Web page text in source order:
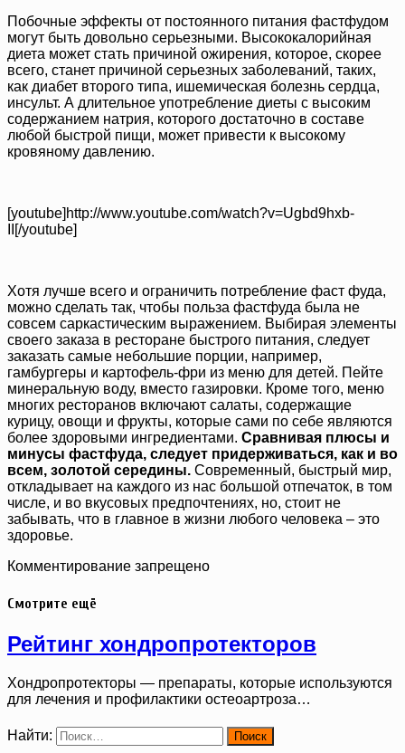
Побочные эффекты от постоянного питания фастфудом
могут быть довольно серьезными. Высококалорийная
диета может стать причиной ожирения, которое, скорее
всего, станет причиной серьезных заболеваний, таких,
как диабет второго типа, ишемическая болезнь сердца,
инсульт. А длительное употребление диеты с высоким
содержанием натрия, которого достаточно в составе
любой быстрой пищи, может привести к высокому
кровяному давлению.
[youtube]http://www.youtube.com/watch?v=Ugbd9hxb-
II[/youtube]
Хотя лучше всего и ограничить потребление фаст фуда,
можно сделать так, чтобы польза фастфуда была не
совсем саркастическим выражением. Выбирая элементы
своего заказа в ресторане быстрого питания, следует
заказать самые небольшие порции, например,
гамбургеры и картофель-фри из меню для детей. Пейте
минеральную воду, вместо газировки. Кроме того, меню
многих ресторанов включают салаты, содержащие
курицу, овощи и фрукты, которые сами по себе являются
более здоровыми ингредиентами. Сравнивая плюсы и
минусы фастфуда, следует придерживаться, как и во
всем, золотой середины. Современный, быстрый мир,
откладывает на каждого из нас большой отпечаток, в том
числе, и во вкусовых предпочтениях, но, стоит не
забывать, что в главное в жизни любого человека – это
здоровье.
Комментирование запрещено
Смотрите ещё
Рейтинг хондропротекторов
Хондропротекторы — препараты, которые используются
для лечения и профилактики остеоартроза…
Найти: